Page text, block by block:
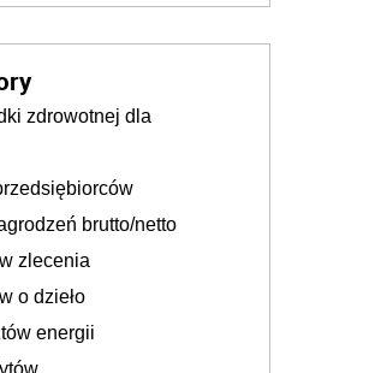
zdrowotnej dla
brutto/netto
zlecenia
o dzieło
energii